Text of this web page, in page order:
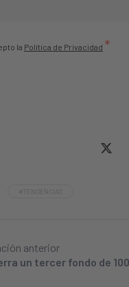
la Política de Privacidad *
#TENDENCIAS
anterior
un tercer fondo de